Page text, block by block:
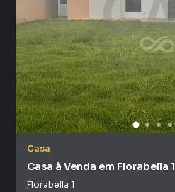
Casa
Casa à Venda em Florabella 1
Florabella 1